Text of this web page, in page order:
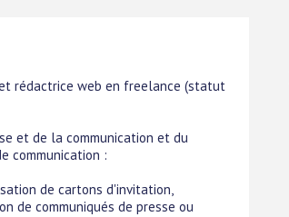
rédactrice web en freelance (statut
et de la communication et du
communication :
de cartons d'invitation,
de communiqués de presse ou